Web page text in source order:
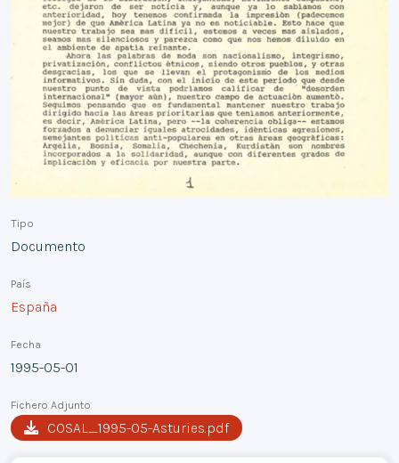
Tipo
Documento
País
España
Fecha
1995-05-01
Fichero Adjunto
COSAL_1995-05-Asturies.pdf